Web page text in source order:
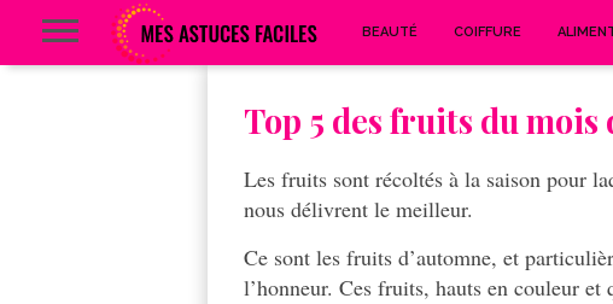
BEAUTÉ COIFFURE
Top 5 des fruits du mois
Les fruits sont récoltés à la saison pour
nous délivrent le meilleur.
Ce sont les fruits d’automne, et
l’honneur. Ces fruits, hauts en couleur